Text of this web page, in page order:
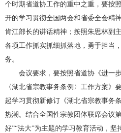
个时期省道协工作的重中之重，要按
开的学习贯彻全国两会和省委全会精
肯江部长的讲话精神；按照朱思林副
各项工作抓实抓细抓落地，勇于担当
务。
会议要求，要按照省道协《进一步
〈湖北省宗教事务条例〉工作方案》
起学习贯彻新修订《湖北省宗教事务
热潮。结合全国性宗教团体联席会议
好”“法大”为主题的学习教育活动，坚